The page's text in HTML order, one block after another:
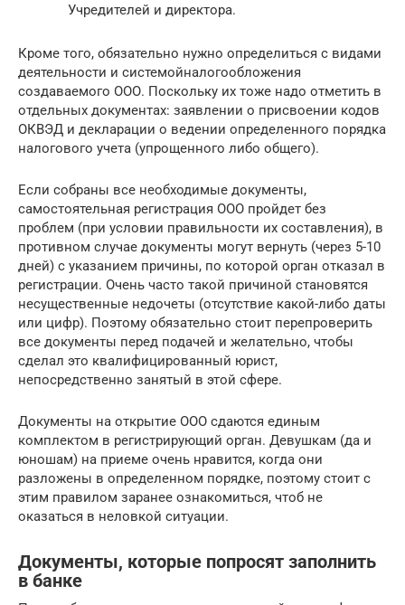
Учредителей и директора.
Кроме того, обязательно нужно определиться с видами
деятельности и системойналогообложения
создаваемого ООО. Поскольку их тоже надо отметить в
отдельных документах: заявлении о присвоении кодов
ОКВЭД и декларации о ведении определенного порядка
налогового учета (упрощенного либо общего).
Если собраны все необходимые документы,
самостоятельная регистрация ООО пройдет без
проблем (при условии правильности их составления), в
противном случае документы могут вернуть (через 5-10
дней) с указанием причины, по которой орган отказал в
регистрации. Очень часто такой причиной становятся
несущественные недочеты (отсутствие какой-либо даты
или цифр). Поэтому обязательно стоит перепроверить
все документы перед подачей и желательно, чтобы
сделал это квалифицированный юрист,
непосредственно занятый в этой сфере.
Документы на открытие ООО сдаются единым
комплектом в регистрирующий орган. Девушкам (да и
юношам) на приеме очень нравится, когда они
разложены в определенном порядке, поэтому стоит с
этим правилом заранее ознакомиться, чтоб не
оказаться в неловкой ситуации.
Документы, которые попросят заполнить
в банке